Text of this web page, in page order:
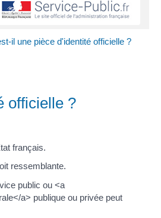
il une pièce d'identité officielle ?
officielle ?
français.
ressemblante.
public ou <a
a> publique ou privée peut